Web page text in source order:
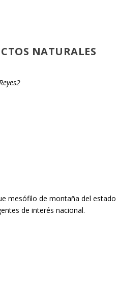
NATURALES
2
mesófilo de montaña del estado
de interés nacional.